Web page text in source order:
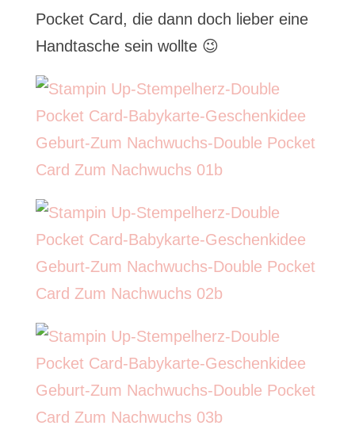
Pocket Card, die dann doch lieber eine
Handtasche sein wollte 😉